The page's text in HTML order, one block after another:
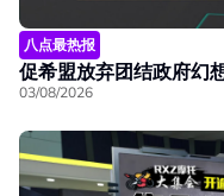
八点最热报
促希盟放弃团结政府幻
03/08/2026